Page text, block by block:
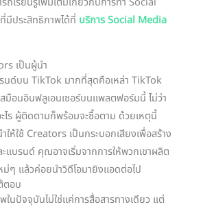
ประสิทธิภาพได้ที่ บริการ Social Media
เป็นผู้นำ
รนด์บน TikTok มากที่สุดคือเหล่า TikTok
มือนอินฟลูเอนเซอร์บนแพลตฟอร์มนี้ ไม่ว่า
ะไร ผู้ติดตามก็พร้อมจะซื้อตาม ด้วยเหตุนี้
ห้ใช้ Creators เป็นกระบอกเสียงเพื่อสร้าง
แบรนด์ คุณอาจเริ่มจากการให้พวกเขาผลิต
ๆ แล้วค่อยนำวิดีโอมายิงแอดต่อไป
ตอบ
นปัจจุบันไม่ใช่แค่การสื่อสารทางเดียว แต่